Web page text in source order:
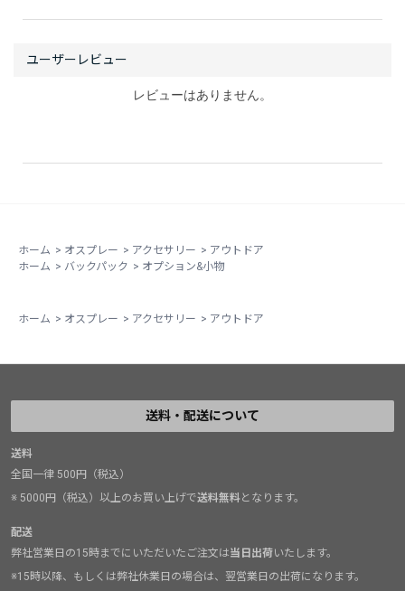
レビューはありません。
ホーム > オスプレー > アクセサリー > アウトドア
ホーム > バックパック > オプション&小物
ホーム > オスプレー > アクセサリー > アウトドア
送料・配送について
送料
全国一律 500円（税込）
※ 5000円（税込）以上のお買い上げで送料無料となります。
配送
弊社営業日の15時までにいただいたご注文は当日出荷いたします。
※15時以降、もしくは弊社休業日の場合は、翌営業日の出荷になります。